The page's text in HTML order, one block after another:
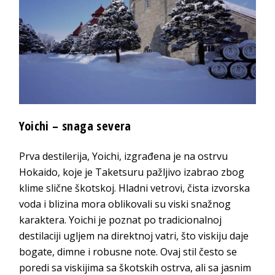
Yoichi – snaga severa
Prva destilerija, Yoichi, izgrađena je na ostrvu
Hokaido, koje je Taketsuru pažljivo izabrao zbog
klime slične škotskoj. Hladni vetrovi, čista izvorska
voda i blizina mora oblikovali su viski snažnog
karaktera. Yoichi je poznat po tradicionalnoj
destilaciji ugljem na direktnoj vatri, što viskiju daje
bogate, dimne i robusne note. Ovaj stil često se
poredi sa viskijima sa škotskih ostrva, ali sa jasnim